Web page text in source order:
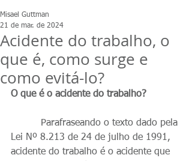
Acidente do trabalho, o
que é, como surge e
como evitá-lo?
Misael Guttman
21 de mar. de 2024
O que é o acidente do trabalho?
Lei Nº 8.213 de 24 de julho de 1991,
acidente do trabalho é o acidente que